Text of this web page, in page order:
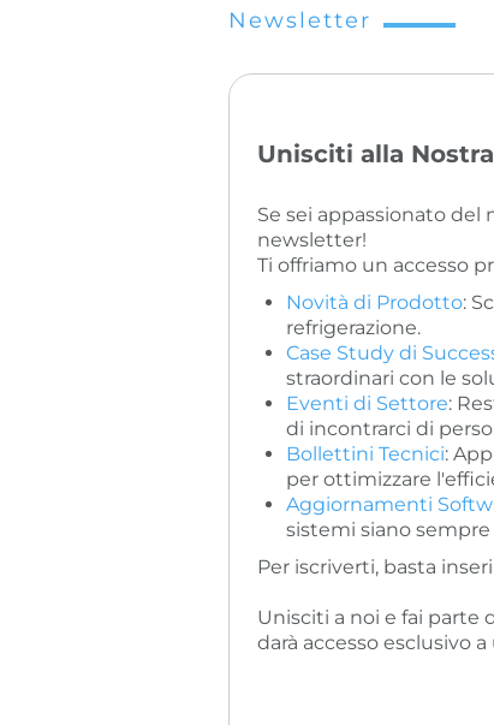
Newsletter
Unisciti alla
Se sei appassionato del
newsletter!
Ti offriamo un accesso
Novità di Prodotto:
refrigerazione.
Case Study di
straordinari con le
Eventi di Settore:
di incontrarci di
Bollettini Tecnici:
per ottimizzare
Aggiornamenti
sistemi siano
Per iscriverti, basta
Unisciti a noi e fai parte
darà accesso esclusivo